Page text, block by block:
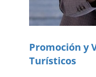
Promoción y
Turísticos